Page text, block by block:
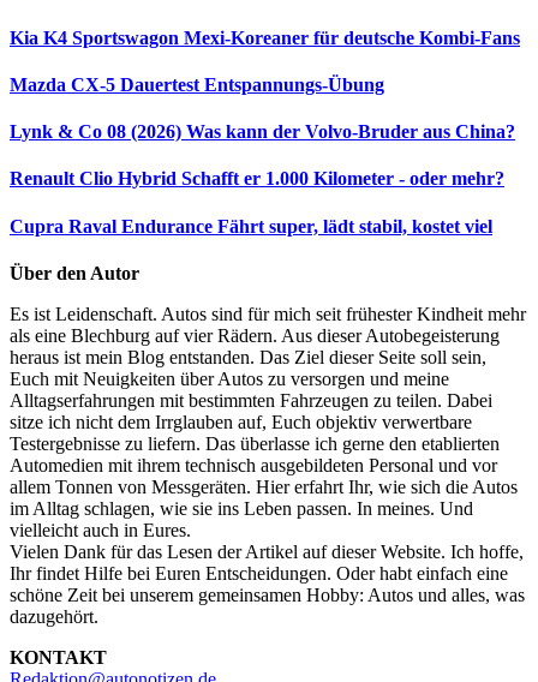
Kia K4 Sportswagon Mexi-Koreaner für deutsche Kombi-Fans
Mazda CX-5 Dauertest Entspannungs-Übung
Lynk & Co 08 (2026) Was kann der Volvo-Bruder aus China?
Renault Clio Hybrid Schafft er 1.000 Kilometer - oder mehr?
Cupra Raval Endurance Fährt super, lädt stabil, kostet viel
Über den Autor
Es ist Leidenschaft. Autos sind für mich seit frühester Kindheit mehr
als eine Blechburg auf vier Rädern. Aus dieser Autobegeisterung
heraus ist mein Blog entstanden. Das Ziel dieser Seite soll sein,
Euch mit Neuigkeiten über Autos zu versorgen und meine
Alltagserfahrungen mit bestimmten Fahrzeugen zu teilen. Dabei
sitze ich nicht dem Irrglauben auf, Euch objektiv verwertbare
Testergebnisse zu liefern. Das überlasse ich gerne den etablierten
Automedien mit ihrem technisch ausgebildeten Personal und vor
allem Tonnen von Messgeräten. Hier erfahrt Ihr, wie sich die Autos
im Alltag schlagen, wie sie ins Leben passen. In meines. Und
vielleicht auch in Eures.
Vielen Dank für das Lesen der Artikel auf dieser Website. Ich hoffe,
Ihr findet Hilfe bei Euren Entscheidungen. Oder habt einfach eine
schöne Zeit bei unserem gemeinsamen Hobby: Autos und alles, was
dazugehört.
KONTAKT